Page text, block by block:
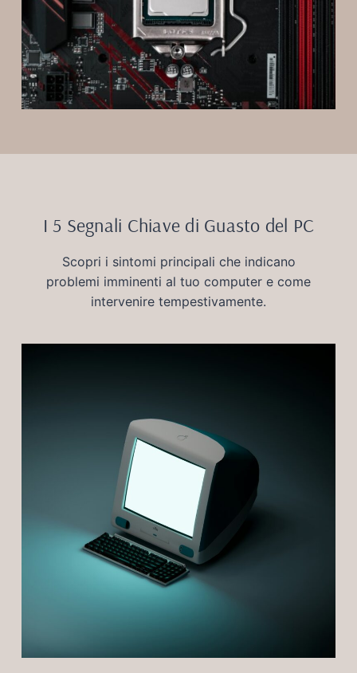
I 5 Segnali Chiave di Guasto del PC
Scopri i sintomi principali che indicano
problemi imminenti al tuo computer e come
intervenire tempestivamente.